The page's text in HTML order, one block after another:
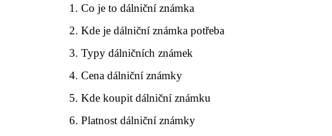
Co je to dálniční známka
Kde je dálniční známka potřeba
Typy dálničních známek
Cena dálniční známky
Kde koupit dálniční známku
Platnost dálniční známky